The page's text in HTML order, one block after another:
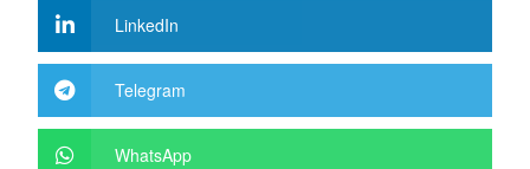
LinkedIn
Telegram
WhatsApp